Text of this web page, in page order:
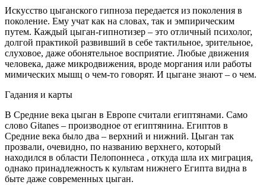
Искусство цыганского гипноза передается из поколения в
поколение. Ему учат как на словах, так и эмпирическим
путем. Каждый цыган-гипнотизер – это отличный психолог,
долгой практикой развивший в себе тактильное, зрительное,
слуховое, даже обонятельное восприятие. Любые движения
человека, даже микродвижения, вроде моргания или работы
мимических мышц о чем-то говорят. И цыгане знают – о чем.
Гадания и карты
В Средние века цыган в Европе считали египтянами. Само
слово Gitanes – производное от египтянина. Египтов в
Средние века было два – верхний и нижний. Цыган так
прозвали, очевидно, по названию верхнего, который
находился в области Пелопоннеса , откуда шла их миграция,
однако принадлежность к культам нижнего Египта видна в
быте даже современных цыган.